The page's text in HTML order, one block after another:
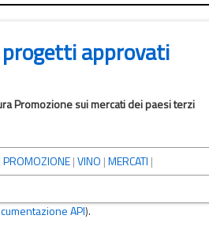
progetti approvati
Promozione sui mercati dei paesi terzi
PROMOZIONE |VINO |MERCATI |
API).